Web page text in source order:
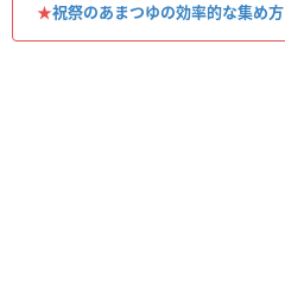
★祝祭のあまつゆの効率的な集め方